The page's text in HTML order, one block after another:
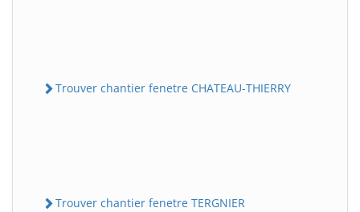
Trouver chantier fenetre CHATEAU-THIERRY
Trouver chantier fenetre TERGNIER